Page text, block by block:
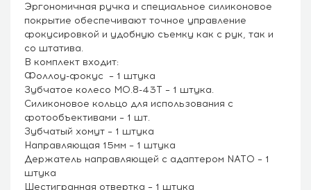
Эргономичная ручка и специальное силиконовое
покрытие обеспечивают точное управление
фокусировкой и удобную съемку как с рук, так и
со штатива.
В комплект входит:
Фоллоу-фокус – 1 штука
Зубчатое колесо M0.8-43T – 1 штука.
Силиконовое кольцо для использования с
фотообъективами – 1 шт.
Зубчатый хомут – 1 штука
Направляющая 15мм – 1 штука
Держатель направляющей с адаптером NATO – 1
штука
Шестигранная отвертка – 1 штука